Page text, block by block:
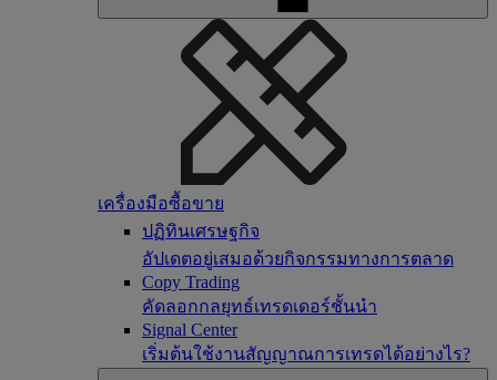
เครื่องมือซื้อขาย
ปฏิทินเศรษฐกิจ
อัปเดตอยู่เสมอด้วยกิจกรรมทางการตลาด
Copy Trading
คัดลอกกลยุทธ์เทรดเดอร์ชั้นนำ
Signal Center
เริ่มต้นใช้งานสัญญาณการเทรดได้อย่างไร?